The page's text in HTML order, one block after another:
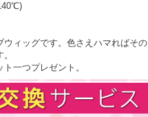
ィッグです。色さえハマればその
一つプレゼント。